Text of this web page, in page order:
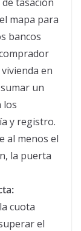
mapa para
bancos
en
un
los
y registro.
al menos el
la puerta
cuota
el